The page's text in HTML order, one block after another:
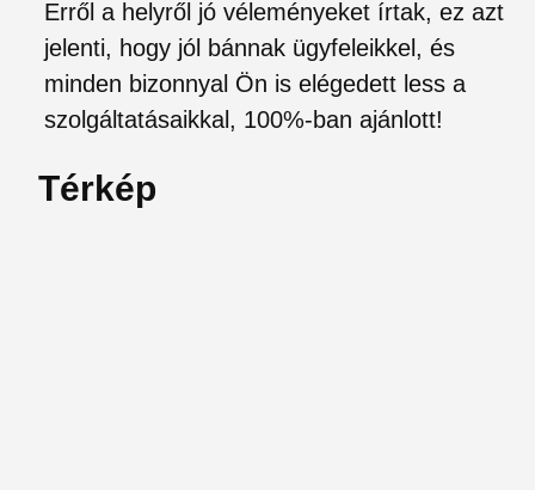
Erről a helyről jó véleményeket írtak, ez azt
jelenti, hogy jól bánnak ügyfeleikkel, és
minden bizonnyal Ön is elégedett less a
szolgáltatásaikkal, 100%-ban ajánlott!
Térkép